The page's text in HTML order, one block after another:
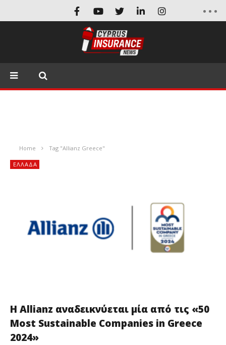
Home Tag "Allianz Greece"
ΕΛΛΆΔΑ
H Allianz αναδεικνύεται μία από τις «50
Most Sustainable Companies in Greece
2024»